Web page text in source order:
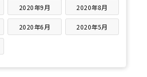
2020年9月 2020年8月
2020年6月 2020年5月